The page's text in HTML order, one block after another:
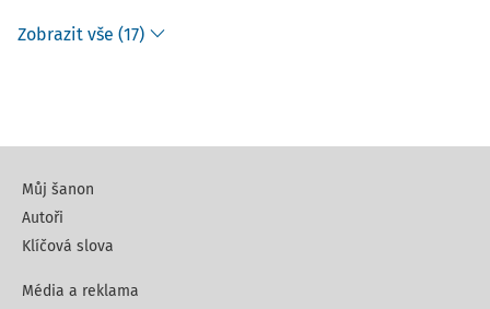
Zobrazit vše (17)
Můj šanon
Autoři
Klíčová slova
Média a reklama